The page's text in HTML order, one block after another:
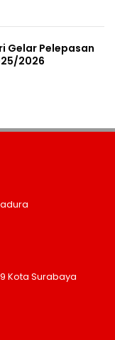
Gelar Pelepasan
2026
9 Kota Surabaya